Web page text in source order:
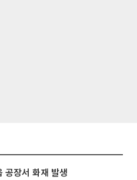
공장서 화재 발생